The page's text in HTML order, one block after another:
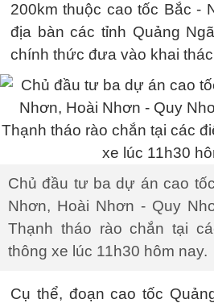
200km thuộc cao tốc Bắc -
địa bàn các tỉnh Quảng
chính thức đưa vào khai
Chủ đầu tư ba dự án cao
Nhơn, Hoài Nhơn - Quy
Thạnh tháo rào chắn tại
thông xe lúc 11h30 hôm nay.
Cụ thể, đoạn cao tốc